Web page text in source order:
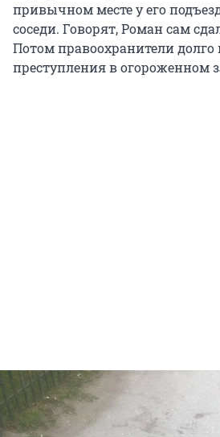
привычном месте у его
соседи. Говорят, Роман сам
Потом правоохранители долго
преступления в огороженном